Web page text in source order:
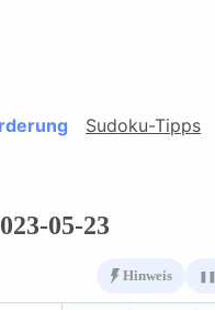
Sudoku-Tipps
05-23
Hinweis